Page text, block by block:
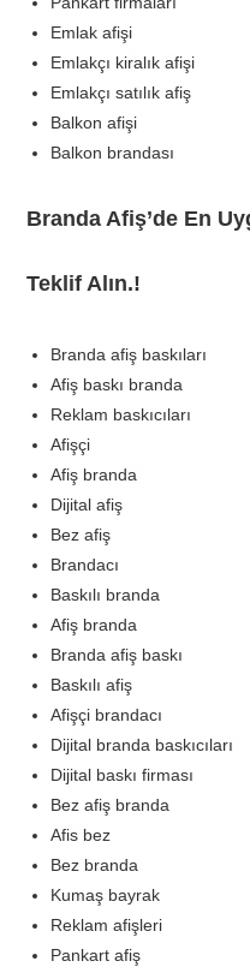
Emlak afişi
Emlakçı kiralık afişi
Emlakçı satılık afiş
Balkon afişi
Balkon brandası
Branda Afiş’de En
Teklif Alın.!
Branda afiş baskıları
Afiş baskı branda
Reklam baskıcıları
Afişçi
Afiş branda
Dijital afiş
Bez afiş
Brandacı
Baskılı branda
Afiş branda
Branda afiş baskı
Baskılı afiş
Afişçi brandacı
Dijital branda baskıcıları
Dijital baskı firması
Bez afiş branda
Afis bez
Bez branda
Kumaş bayrak
Reklam afişleri
Pankart afiş